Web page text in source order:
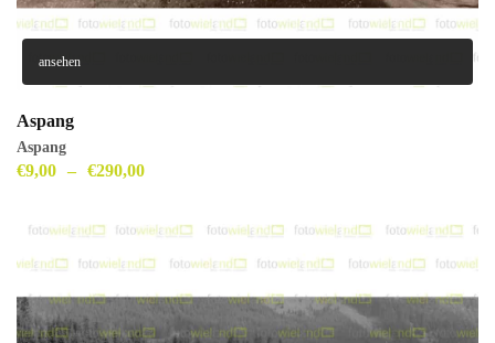
ansehen
Aspang
Aspang
€9,00 – €290,00